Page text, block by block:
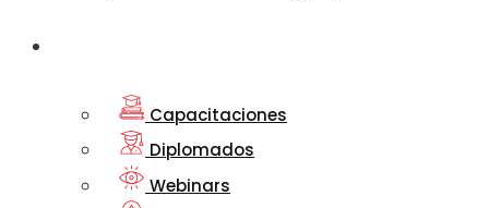
Capacitaciones
Diplomados
Webinars